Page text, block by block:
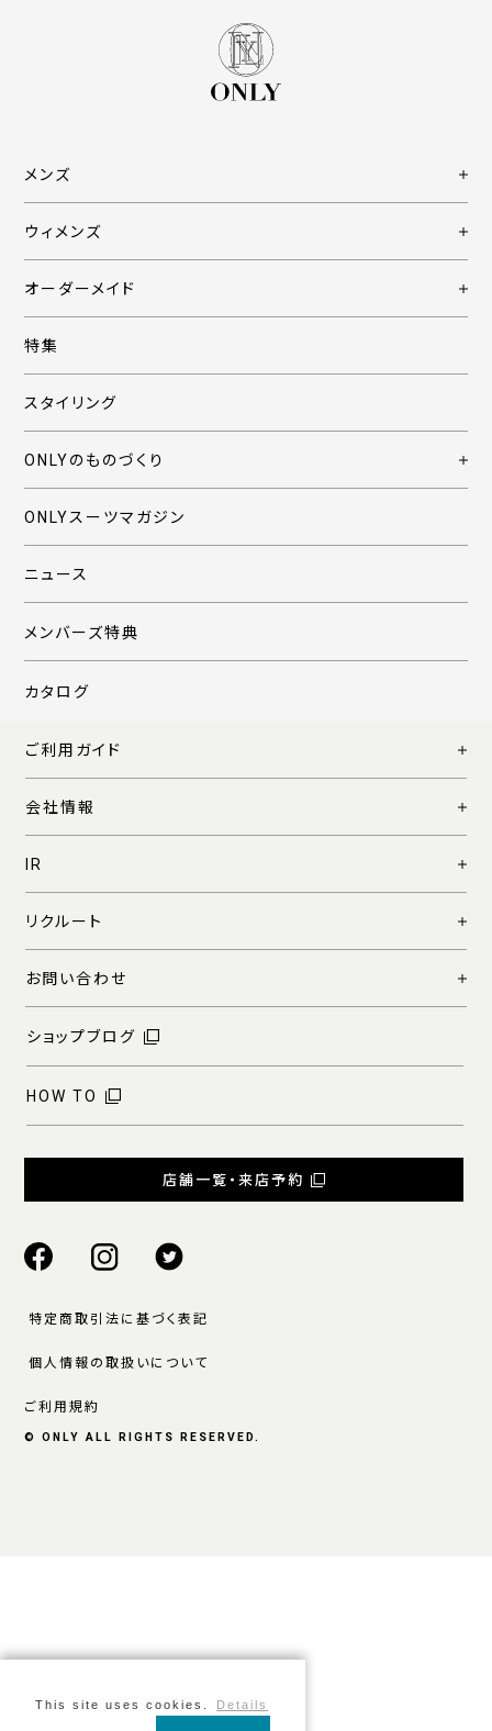
メンズ
ウィメンズ
オーダーメイド
特集
スタイリング
ONLYのものづくり
ONLYスーツマガジン
ニュース
メンバーズ特典
カタログ
ご利用ガイド
会社情報
IR
リクルート
お問い合わせ
ショップブログ
HOW TO
店舗一覧・来店予約
特定商取引法に基づく表記
個人情報の取扱いについて
ご利用規約
© ONLY ALL RIGHTS RESERVED.
This site uses cookies. Details